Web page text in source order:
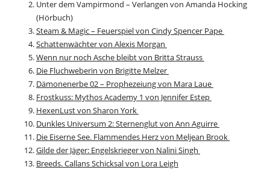
Unter dem Vampirmond – Verlangen von Amanda Hocking
(Hörbuch)
Steam & Magic – Feuerspiel von Cindy Spencer Pape
Schattenwächter von Alexis Morgan
Wenn nur noch Asche bleibt von Britta Strauss
Die Fluchweberin von Brigitte Melzer
Dämonenerbe 02 – Prophezeiung von Mara Laue
Frostkuss: Mythos Academy 1 von Jennifer Estep
HexenLust von Sharon York
Dunkles Universum 2: Sternenglut von Ann Aguirre
Die Eiserne See. Flammendes Herz von Meljean Brook
Gilde der Jäger: Engelskrieger von Nalini Singh
Breeds. Callans Schicksal von Lora Leigh